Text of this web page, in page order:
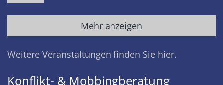
Mehr anzeigen
Weitere Veranstaltungen finden Sie hier.
Konflikt- & Mobbingberatung